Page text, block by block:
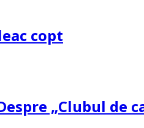
copt
„Clubul de